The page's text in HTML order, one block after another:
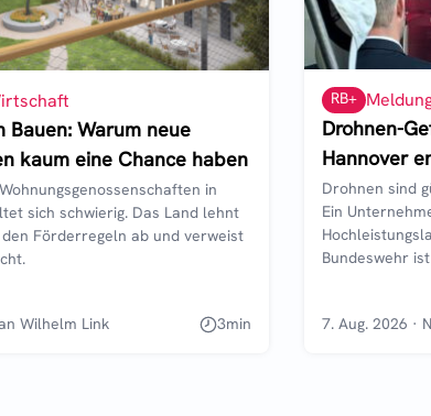
Bauen: Warum neue
kaum eine Chance haben
in
sich schwierig. Das Land lehnt
Förderregeln ab und verweist
Wilhelm Link 3min
RB+
Drohnen-
Hannover
Drohnen sind
Ein
Bundeswehr
7. Aug. 2026 ·